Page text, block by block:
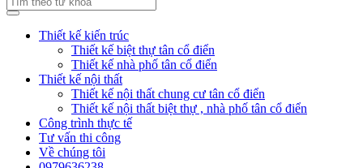
Thiết kế kiến trúc
Thiết kế biệt thự tân cổ điển
Thiết kế nhà phố tân cổ điển
Thiết kế nội thất
Thiết kế nội thất chung cư tân cổ điển
Thiết kế nội thất biệt thự , nhà phố tân cổ điển
Công trình thực tế
Tư vấn thi công
Về chúng tôi